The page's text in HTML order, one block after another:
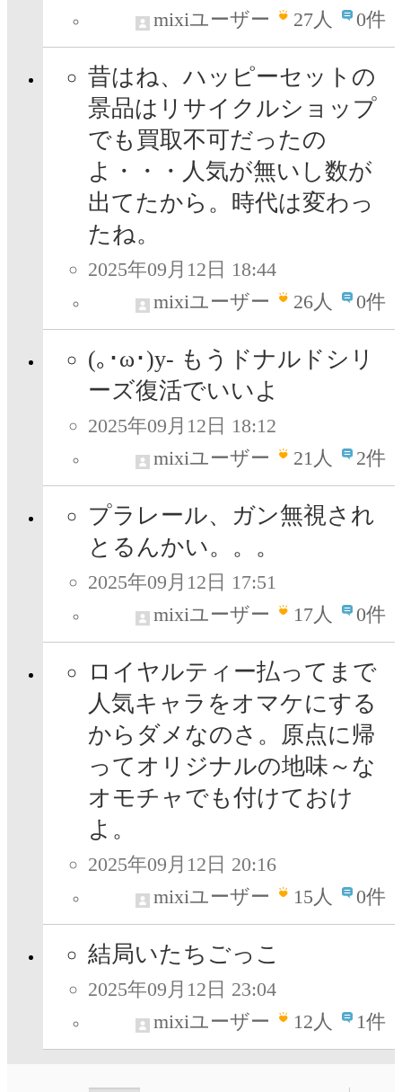
mixiユーザー 27人 0件
昔はね、ハッピーセットの
景品はリサイクルショップ
でも買取不可だったの
よ・・・人気が無いし数が
出てたから。時代は変わっ
たね。
2025年09月12日 18:44
mixiユーザー
26人 0件
(｡･ω･)y- もうドナルドシリ
ーズ復活でいいよ
2025年09月12日 18:12
mixiユーザー
21人 2件
プラレール、ガン無視され
とるんかい。。。
2025年09月12日 17:51
mixiユーザー
17人 0件
ロイヤルティー払ってまで
人気キャラをオマケにする
からダメなのさ。原点に帰
ってオリジナルの地味～な
オモチャでも付けておけ
よ。
2025年09月12日 20:16
mixiユーザー
15人 0件
結局いたちごっこ
2025年09月12日 23:04
mixiユーザー
12人 1件